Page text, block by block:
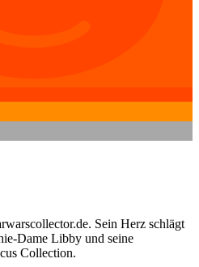
Sein Herz schlägt
Dame Libby und seine
Collection.